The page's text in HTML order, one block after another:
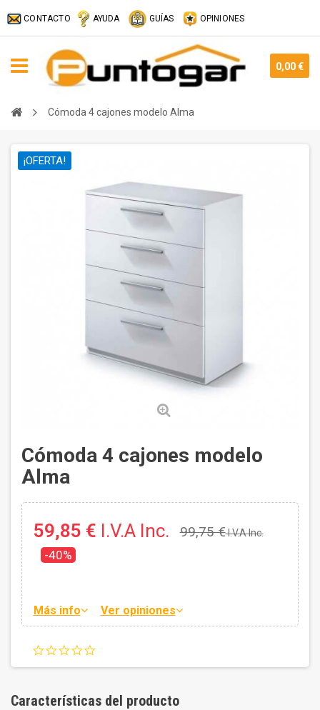
CONTACTO AYUDA GUÍAS OPINIONES
0,00 €
Cómoda 4 cajones modelo Alma
¡OFERTA!
Cómoda 4 cajones modelo
Alma
59,85 € I.V.A Inc. 99,75 €I.V.A Inc.
-40%
Más info Ver opiniones
Características del producto